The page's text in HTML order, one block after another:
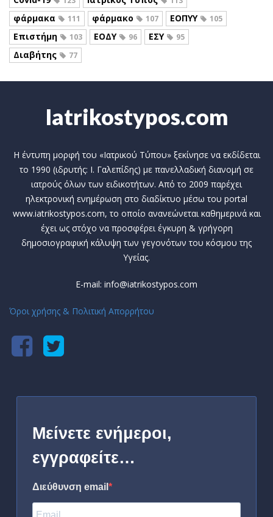
φάρμακα 111 φάρμακο 107 ΕΟΠΥΥ 105
Επιστήμη 103 ΕΟΔΥ 96 ΕΣΥ 95
Διαβήτης 77
Iatrikostypos.com
Η έντυπη μορφή του «Ιατρικού Τύπου» ξεκίνησε να εκδίδεται
το 1990 (ιδρυτής: Ι. Γαλεπίδης) με πανελλαδική διανομή σε
ιατρούς όλων των ειδικοτήτων. Από το 2009 παρέχει
ηλεκτρονική ενημέρωση στο διαδίκτυο μέσω του portal
www.iatrikostypos.com, το οποίο ανανεώνεται καθημερινά και
έχει ως στόχο να προσφέρει έγκυρη & γρήγορη
δημοσιογραφική κάλυψη των γεγονότων του κόσμου της
Υγείας.
E-mail: info@iatrikostypos.com
Όροι χρήσης & Πολιτική Απορρήτου
Μείνετε ενήμεροι,
εγγραφείτε…
Διεύθυνση email